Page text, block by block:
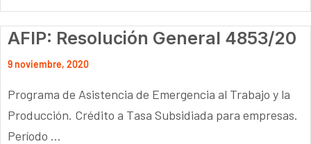
AFIP: Resolución General 4853/20
9 noviembre, 2020
Programa de Asistencia de Emergencia al Trabajo y la
Producción. Crédito a Tasa Subsidiada para empresas.
Período ...